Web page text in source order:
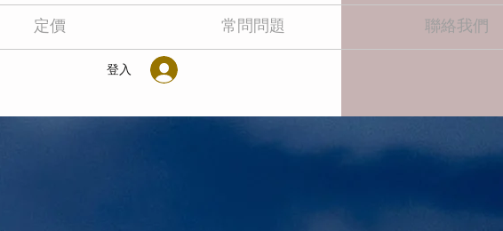
定價 常問問題 聯絡我們
登入